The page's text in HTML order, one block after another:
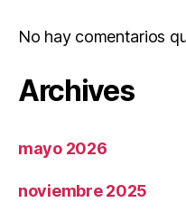
No hay comentarios
Archives
mayo 2026
noviembre 2025